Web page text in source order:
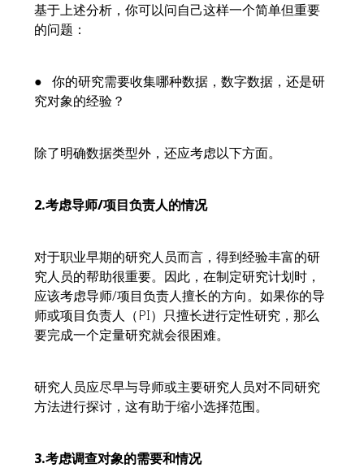
基于上述分析，你可以问自己这样一个简单但重要
的问题：
● 你的研究需要收集哪种数据，数字数据，还是研
究对象的经验？
除了明确数据类型外，还应考虑以下方面。
2.考虑导师/项目负责人的情况
对于职业早期的研究人员而言，得到经验丰富的研
究人员的帮助很重要。因此，在制定研究计划时，
应该考虑导师/项目负责人擅长的方向。如果你的导
师或项目负责人（PI）只擅长进行定性研究，那么
要完成一个定量研究就会很困难。
研究人员应尽早与导师或主要研究人员对不同研究
方法进行探讨，这有助于缩小选择范围。
3.考虑调查对象的需要和情况